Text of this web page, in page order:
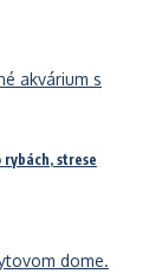
rybách, strese